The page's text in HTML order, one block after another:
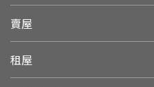
賣屋
租屋